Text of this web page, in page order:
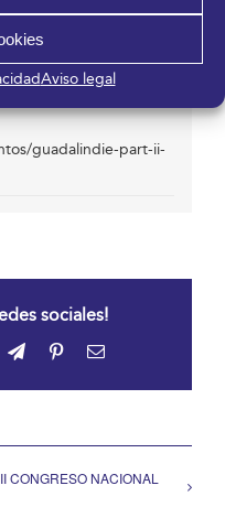
Aviso legal
guadalindie-part-ii-
sociales!
TelegramPinterestCorreo
CONGRESO NACIONAL